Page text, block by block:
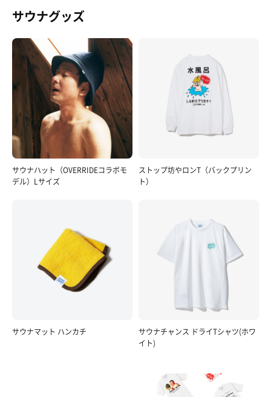
サウナグッズ
サウナハット（OVERRIDEコラボモ
デル）Lサイズ
ストップ坊やロンT（バックプリン
ト）
サウナマット ハンカチ
サウナチャンス ドライTシャツ(ホワ
イト)